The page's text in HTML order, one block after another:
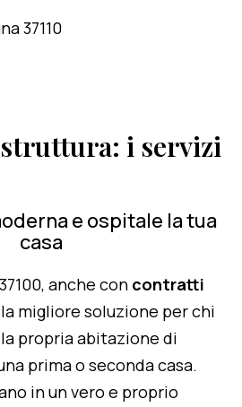
i servizi
e ospitale la tua
casa
anche con contratti
migliore soluzione per chi
propria abitazione di
prima o seconda casa.
in un vero e proprio